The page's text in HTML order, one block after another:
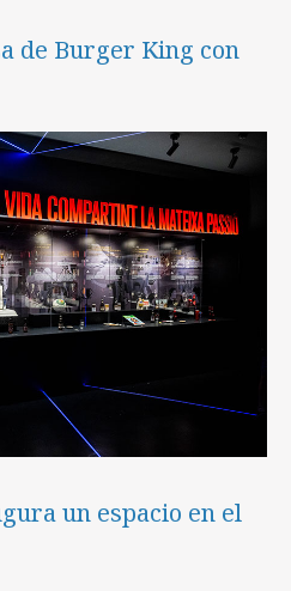
de Burger King con
un espacio en el